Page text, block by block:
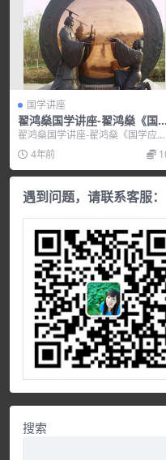
国学讲座
翟鸿燊国学讲座-翟鸿燊《国学
应用智慧-点亮心灯》
翟鸿燊国学讲座-翟鸿燊《国学应用
智慧-点亮心灯》，培训讲座视频，
培训课程视频教程...
4年前
遇到问题，请联系客服：
搜索